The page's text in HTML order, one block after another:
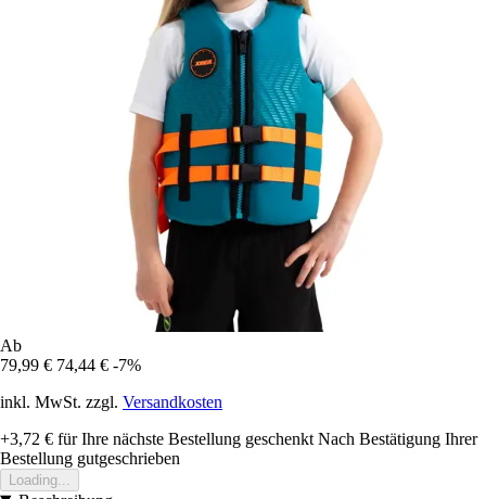
Ab
79,99 € 74,44 € -7%
inkl. MwSt. zzgl. Versandkosten
+3,72 € für Ihre nächste Bestellung geschenkt Nach Bestätigung Ihrer
Bestellung gutgeschrieben
Loading...